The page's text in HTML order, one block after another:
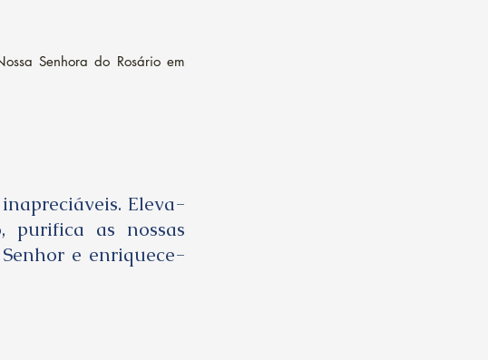
Senhora do Rosário em
Eleva-
purifica as nossas
e enriquece-